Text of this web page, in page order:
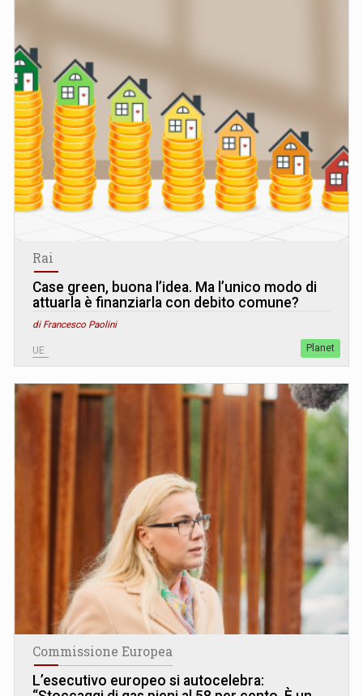
Rai
Case green, buona l’idea. Ma l’unico modo di
attuarla è finanziarla con debito comune?
di Francesco Paolini
UE Planet
Commissione Europea
L’esecutivo europeo si autocelebra: